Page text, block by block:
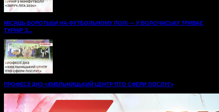
МІСЯЦЬ БОРОТЬБИ НА ФУТБОЛЬНОМУ ПОЛІ — У ВОЛОЧИСЬКУ ТРИВАЄ
ТУРНІР З...
ПРОФЕСІЇ ДНЗ «ХМЕЛЬНИЦЬКИЙ ЦЕНТР ПТО СФЕРИ ПОСЛУГ»